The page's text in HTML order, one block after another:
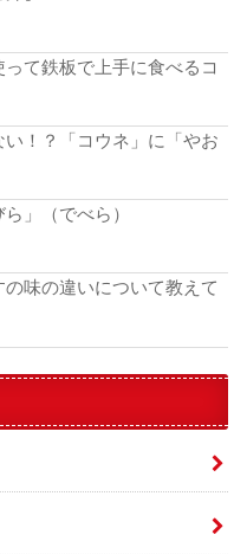
て鉄板で上手に食べるコ
！？「コウネ」に「やお
」（でべら）
の味の違いについて教えて